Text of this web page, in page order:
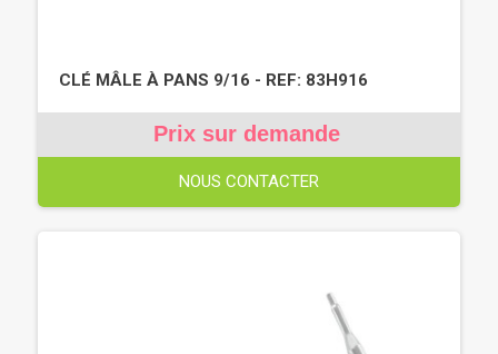
CLÉ MÂLE À PANS 9/16 - REF: 83H916
Prix sur demande
NOUS CONTACTER